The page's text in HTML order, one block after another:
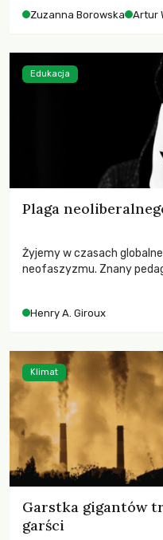
Zuzanna Borowska Artur
Plaga
Żyjemy w czasach
neofaszyzmu. Znany
wychowają świadomych
Henry A. Giroux
Edukacja
Garstka gigantów
garści
Klimat